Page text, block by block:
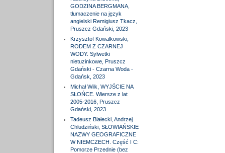
GODZINA BERGMANA,
tłumaczenie na język
angielski Remigiusz Tkacz,
Pruszcz Gdański, 2023
Krzysztof Kowalkowski,
RODEM Z CZARNEJ
WODY. Sylwetki
nietuzinkowe, Pruszcz
Gdański - Czarna Woda -
Gdańsk, 2023
Michał Wilk, WYJŚCIE NA
SŁOŃCE. Wiersze z lat
2005-2016, Pruszcz
Gdański, 2023
Tadeusz Białecki, Andrzej
Chludziński, SŁOWIAŃSKIE
NAZWY GEOGRAFICZNE
W NIEMCZECH. Część I C:
Pomorze Przednie (bez